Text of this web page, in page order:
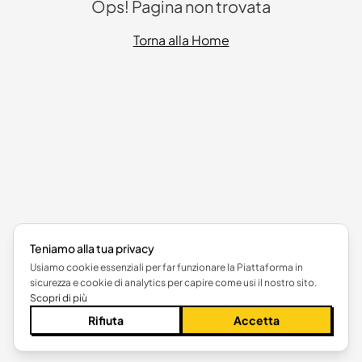
Ops! Pagina non trovata
Torna alla Home
Teniamo alla tua privacy
Usiamo cookie essenziali per far funzionare la Piattaforma in
sicurezza e cookie di analytics per capire come usi il nostro sito.
Scopri di più
Rifiuta Accetta